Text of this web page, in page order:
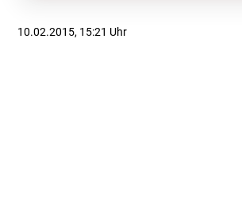
10.02.2015, 15:21 Uhr